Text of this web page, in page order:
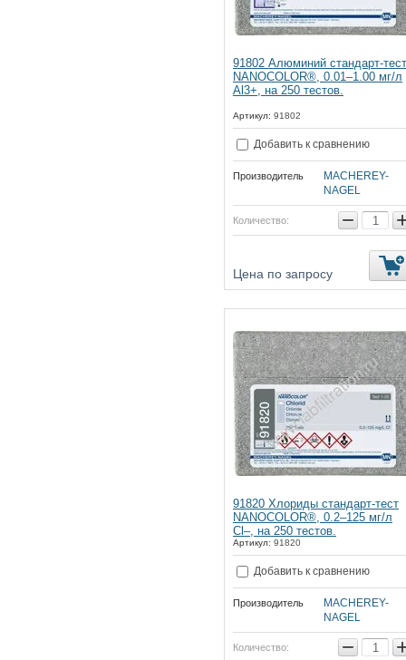
91802 Алюминий стандарт-тест
NANOCOLOR®, 0.01–1.00 мг/л
Al3+, на 250 тестов.
Артикул: 91802
Добавить к сравнению
Производитель
MACHEREY-
NAGEL
Количество: −
Цена по запросу
91820 Хлориды стандарт-тест
NANOCOLOR®, 0.2–125 мг/л
Cl–, на 250 тестов.
Артикул: 91820
Добавить к сравнению
Производитель
MACHEREY-
NAGEL
Количество: −